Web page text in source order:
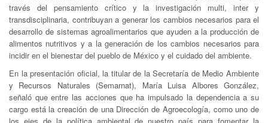
través del pensamiento crítico y la investigación multi, inter y
transdisciplinaria, contribuyan a generar los cambios necesarios para el
desarrollo de sistemas agroalimentarios que ayuden a la producción de
alimentos nutritivos y a la generación de los cambios necesarios para
incidir en el bienestar del pueblo de México y el cuidado del ambiente.
En la presentación oficial, la titular de la Secretaría de Medio Ambiente
y Recursos Naturales (Semarnat), María Luisa Albores González,
señaló que entre las acciones que ha impulsado la dependencia a su
cargo está la creación de una Dirección de Agroecología, como uno de